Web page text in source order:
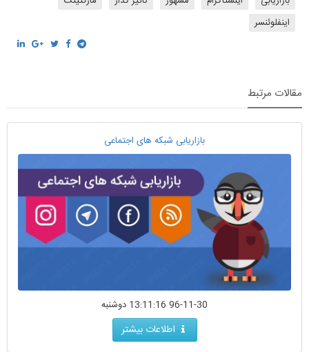
اینفلوئنسر
مقالات مرتبط
بازاریابی شبکه های اجتماعی
96-11-30 13:11:16 دوشنبه
اطلاعات بیشتر